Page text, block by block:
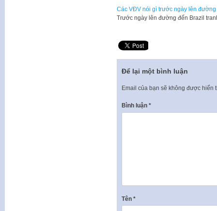
Các VĐV nói gì trước ngày lên
Trước ngày lên đường đến Brazil
Để lại một bình luận
Email của bạn sẽ không được hiển
Bình luận *
Tên *